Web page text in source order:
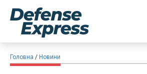
Головна Новини